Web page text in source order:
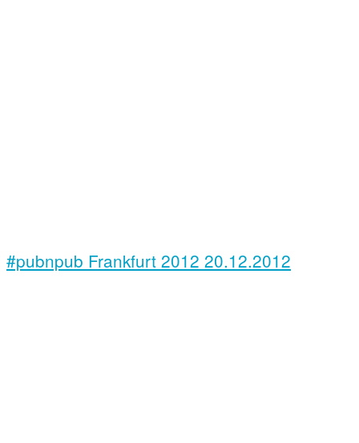
#pubnpub Frankfurt 2012 20.12.2012